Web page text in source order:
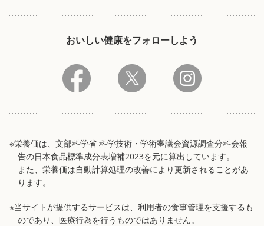
おいしい健康をフォローしよう
※栄養価は、文部科学省 科学技術・学術審議会資源調査分科会報
告の日本食品標準成分表増補2023を元に算出しています。
また、栄養価は自動計算処理の改善により更新されることがあ
ります。
※当サイトが提供するサービスは、利用者の食事管理を支援するも
のであり、医療行為を行うものではありません。